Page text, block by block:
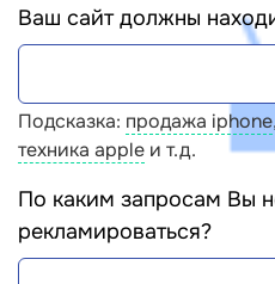
Ваш сайт должны
Подсказка: продажа iphone,
техника apple и т.д.
По каким запросам Вы
рекламироваться?